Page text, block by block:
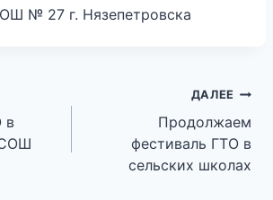
№ 27 г. Нязепетровска
в
ДАЛЕЕ
Продолжаем
фестиваль ГТО в
сельских школах